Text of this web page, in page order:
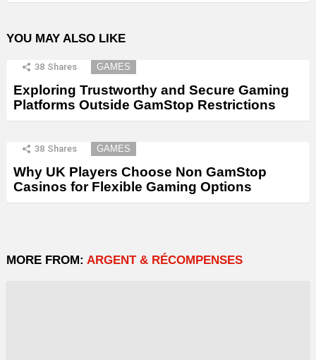
YOU MAY ALSO LIKE
38 Shares GAMES
Exploring Trustworthy and Secure Gaming
Platforms Outside GamStop Restrictions
38 Shares GAMES
Why UK Players Choose Non GamStop
Casinos for Flexible Gaming Options
MORE FROM: ARGENT & RÉCOMPENSES